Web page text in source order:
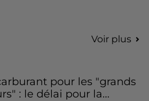
Voir plus
pour les "grands
: le délai pour la...